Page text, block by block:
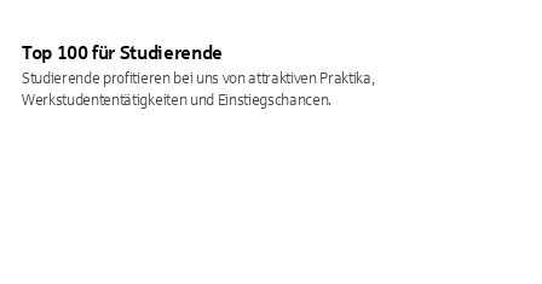
Top 100 für Studierende
Studierende profitieren bei uns von attraktiven Praktika,
Werkstudententätigkeiten und Einstiegschancen.